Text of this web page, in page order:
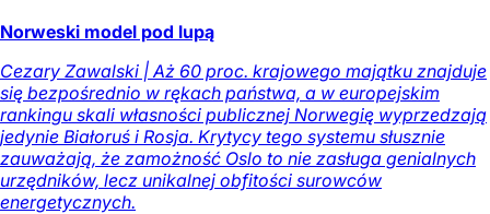
Norweski model pod lupą
Cezary Zawalski | Aż 60 proc. krajowego majątku znajduje
się bezpośrednio w rękach państwa, a w europejskim
rankingu skali własności publicznej Norwegię wyprzedzają
jedynie Białoruś i Rosja. Krytycy tego systemu słusznie
zauważają, że zamożność Oslo to nie zasługa genialnych
urzędników, lecz unikalnej obfitości surowców
energetycznych.